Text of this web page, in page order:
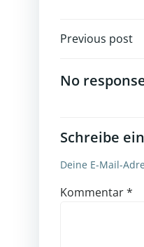
Post
Previous post
No
Schreibe
Deine E-Mail-
Kommentar*